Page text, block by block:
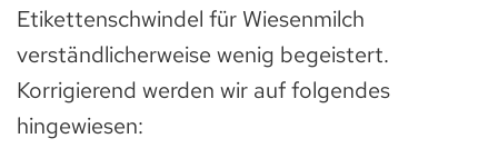
Etikettenschwindel für Wiesenmilch
verständlicherweise wenig begeistert.
Korrigierend werden wir auf folgendes
hingewiesen: